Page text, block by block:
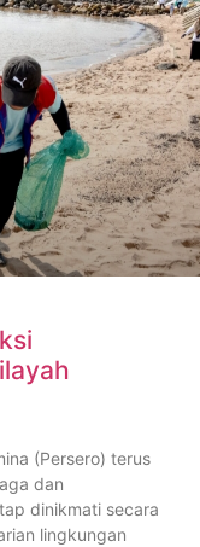
(Persero) terus
dan
dinikmati secara
lingkungan